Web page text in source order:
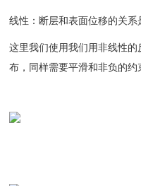
线性：断层和表面位移的关系
这里我们使用我们用非线性的
布，同样需要平滑和非负的约